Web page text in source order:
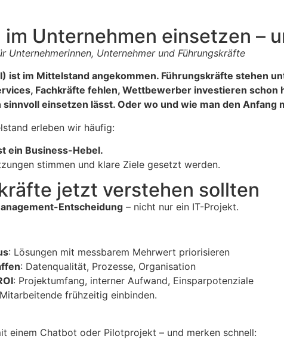
im Unternehmen einsetzen –
Unternehmerinnen, Unternehmer und Führungskräfte
ist im Mittelstand angekommen. Führungskräfte stehen
Fachkräfte fehlen, Wettbewerber investieren schon
sinnvoll einsetzen lässt. Oder wo und wie man den Anfang
erleben wir häufig:
ein Business-Hebel.
stimmen und klare Ziele gesetzt werden.
jetzt verstehen sollten
Entscheidung – nicht nur ein IT-Projekt.
: Lösungen mit messbarem Mehrwert priorisieren
: Datenqualität, Prozesse, Organisation
: Projektumfang, interner Aufwand, Einsparpotenziale
frühzeitig einbinden.
einem Chatbot oder Pilotprojekt – und merken schnell: